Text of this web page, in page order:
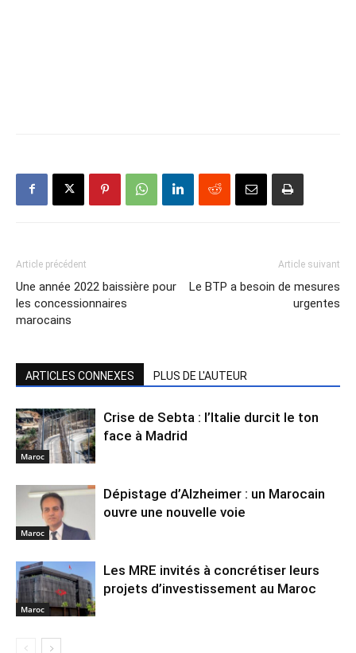
Article précédent
Une année 2022 baissière pour
les concessionnaires
marocains
Article suivant
Le BTP a besoin de mesures
urgentes
ARTICLES CONNEXES PLUS DE L'AUTEUR
Maroc
Crise de Sebta : l’Italie durcit le ton
face à Madrid
Maroc
Dépistage d’Alzheimer : un Marocain
ouvre une nouvelle voie
Maroc
Les MRE invités à concrétiser leurs
projets d’investissement au Maroc